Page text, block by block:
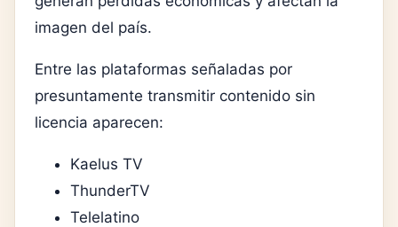
imagen del país.
Entre las plataformas señaladas por
presuntamente transmitir contenido sin
licencia aparecen:
Kaelus TV
ThunderTV
Telelatino